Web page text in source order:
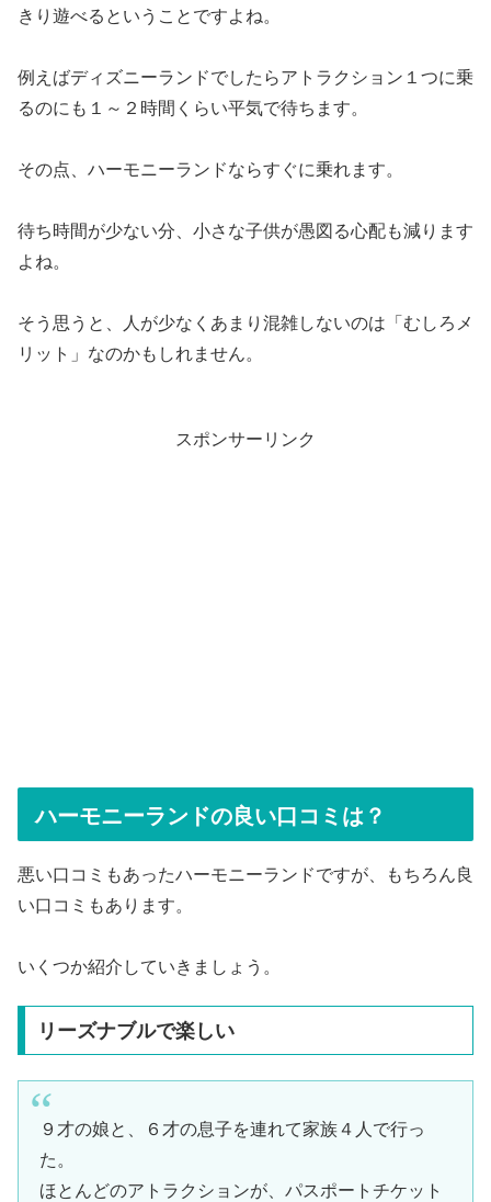
きり遊べるということですよね。
例えばディズニーランドでしたらアトラクション１つに乗
るのにも１～２時間くらい平気で待ちます。
その点、ハーモニーランドならすぐに乗れます。
待ち時間が少ない分、小さな子供が愚図る心配も減ります
よね。
そう思うと、人が少なくあまり混雑しないのは「むしろメ
リット」なのかもしれません。
スポンサーリンク
ハーモニーランドの良い口コミは？
悪い口コミもあったハーモニーランドですが、もちろん良
い口コミもあります。
いくつか紹介していきましょう。
リーズナブルで楽しい
９才の娘と、６才の息子を連れて家族４人で行っ
た。
ほとんどのアトラクションが、パスポートチケット